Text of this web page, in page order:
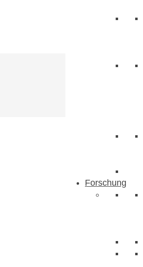
Forschung